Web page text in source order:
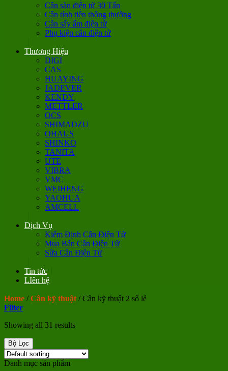
Cân sàn điện tử 30 Tấn
Cân tính tiền thông thường
Cân sấy ẩm điện tử
Phụ kiện cân điện tử
Thương Hiệu
DIGI
CAS
HUAYING
JADEVER
KENDY
METTLER
OCS
SHIMADZU
OHAUS
SHINKO
TANITA
UTE
VIBRA
VMC
WEIHENG
YAOHUA
AMCELL
Dịch Vụ
Kiểm Định Cân Điện Tử
Mua Bán Cân Điện Tử
Sửa Cân Điện Tử
Tin tức
LIên hệ
Home / Cân kỹ thuật /Cân kỹ thuật 2 số lẻ
Filter
Showing all 31 results
Bộ Lọc
Danh mục sản phẩm